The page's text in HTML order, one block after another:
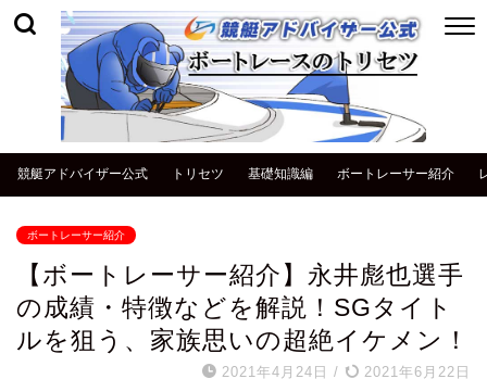
競艇アドバイザー公式 トリセツ 基礎知識編 ボートレーサー紹介
ボートレーサー紹介
【ボートレーサー紹介】永井彪也選手
の成績・特徴などを解説！SGタイト
ルを狙う、家族思いの超絶イケメン！
2021年4月24日 / 2021年6月22日